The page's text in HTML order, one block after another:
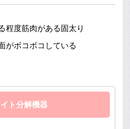
程度筋肉がある固太り
がボコボコしている
ト分解機器